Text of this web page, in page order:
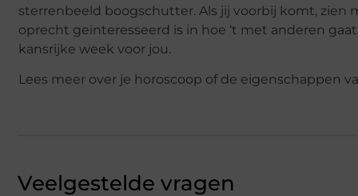
sterrenbeeld boogschutter. Als jij voorbij komt, zien
oprecht geïnteresseerd is in hoe ‘t met anderen
kansrijke week voor jou.
Lees meer over je horoscoop of de eigenschappen
Veelgestelde vragen